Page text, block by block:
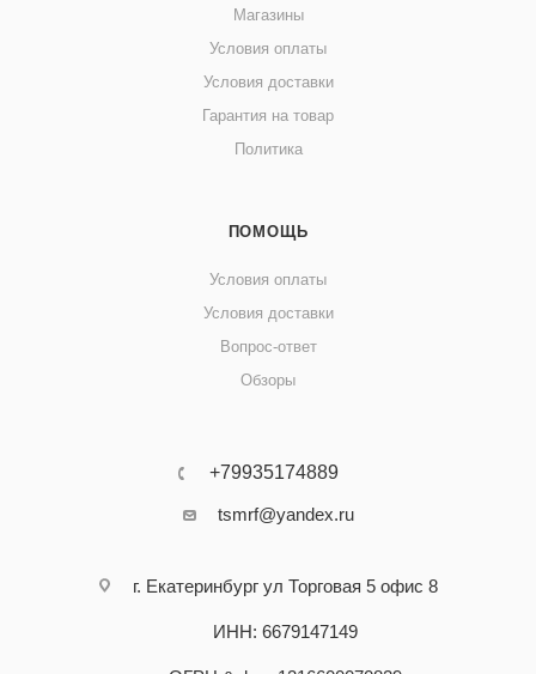
Магазины
Условия оплаты
Условия доставки
Гарантия на товар
Политика
ПОМОЩЬ
Условия оплаты
Условия доставки
Вопрос-ответ
Обзоры
+79935174889
tsmrf@yandex.ru
г. Екатеринбург ул Торговая 5 офис 8
ИНН: 6679147149